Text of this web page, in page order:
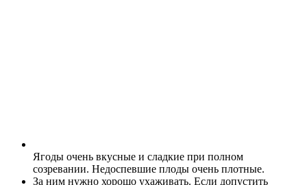
Ягоды очень вкусные и сладкие при полном
созревании. Недоспевшие плоды очень плотные.
За ним нужно хорошо ухаживать. Если допустить